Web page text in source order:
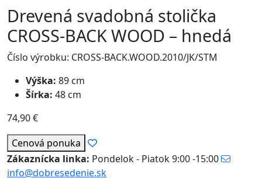
Drevená svadobná stolička
CROSS-BACK WOOD – hnedá
Číslo výrobku: CROSS-BACK.WOOD.2010/JK/STM
Výška: 89 cm
Šírka: 48 cm
74,90€
Cenová ponuka
Zákaznícka linka: Pondelok - Piatok 9:00 -15:00
info@dobresedenie.sk